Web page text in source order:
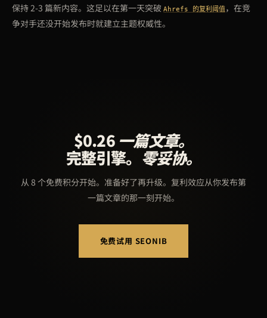
保持 2-3 篇新内容。这足以在第一天突破 Ahrefs 的复利阈值，在竞
争对手还没开始发布时就建立主题权威性。
$0.26 一篇文章。
完整引擎。 零妥协。
从 8 个免费积分开始。准备好了再升级。复利效应从你发布第
一篇文章的那一刻开始。
免费试用 SEONIB